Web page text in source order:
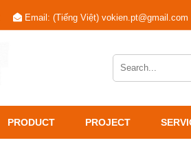
Email: (Tiếng Việt) vokien.pt@gmail.com
PRODUCT PROJECT